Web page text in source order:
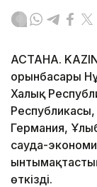
АСТАНА.
орынбасары
Халық
Германия,
сауда-
өткізді.